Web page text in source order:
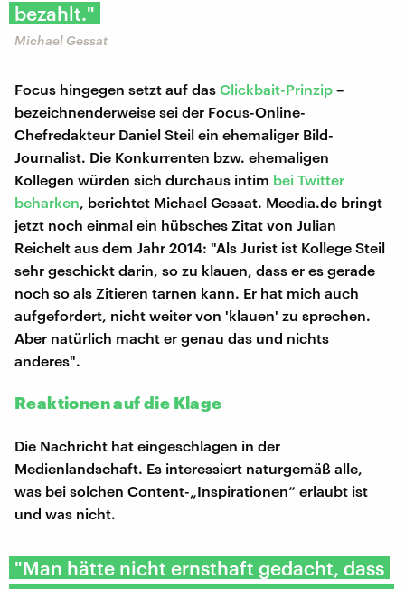
bezahlt."
Michael Gessat
Focus hingegen setzt auf das Clickbait-Prinzip –
bezeichnenderweise sei der Focus-Online-
Chefredakteur Daniel Steil ein ehemaliger Bild-
Journalist. Die Konkurrenten bzw. ehemaligen
Kollegen würden sich durchaus intim bei Twitter
beharken , berichtet Michael Gessat. Meedia.de bringt
jetzt noch einmal ein hübsches Zitat von Julian
Reichelt aus dem Jahr 2014: "Als Jurist ist Kollege Steil
sehr geschickt darin, so zu klauen, dass er es gerade
noch so als Zitieren tarnen kann. Er hat mich auch
aufgefordert, nicht weiter von 'klauen' zu sprechen.
Aber natürlich macht er genau das und nichts
anderes".
Reaktionen auf die Klage
Die Nachricht hat eingeschlagen in der
Medienlandschaft. Es interessiert naturgemäß alle,
was bei solchen Content-„Inspirationen“ erlaubt ist
und was nicht.
"Man hätte nicht ernsthaft gedacht, dass